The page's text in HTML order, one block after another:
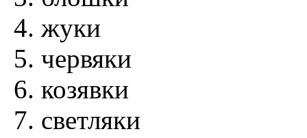
жуки
червяки
козявки
светляки